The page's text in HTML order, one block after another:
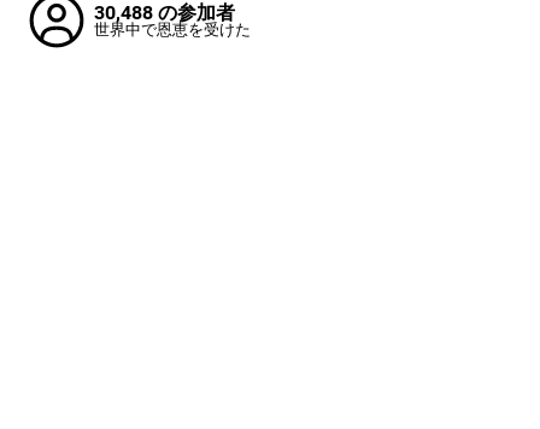
30,488 の参加者
世界中で恩恵を受けた